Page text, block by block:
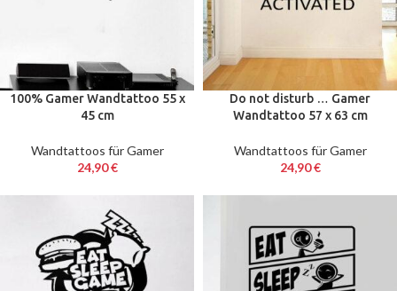
100% Gamer Wandtattoo 55 x
45 cm
Wandtattoos für Gamer
24,90€
Do not disturb … Gamer
Wandtattoo 57 x 63 cm
Wandtattoos für Gamer
24,90€